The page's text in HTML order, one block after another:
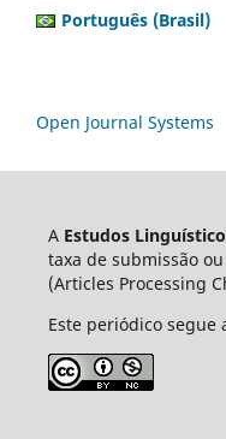
Português (Brasil)
Open Journal Systems
A Estudos
taxa de submissão
(Articles Processing
Este periódico segue